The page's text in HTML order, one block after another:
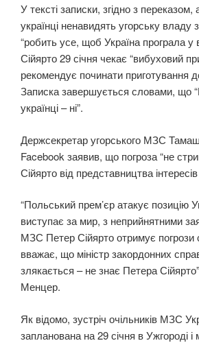
У тексті записки, згідно з
українці ненавидять угорську
“робить усе, щоб Україна програла у
Сійярто 29 січня чекає “вибуховий
рекомендує починати приготування
Записка завершується словами, що
українці – ні”.
Держсекретар угорського МЗС
Facebook заявив, що погроза “не
Сійярто від представництва
“Польський прем’єр атакує позицію
виступає за мир, з неприйнятними
МЗС Петер Сійярто отримує
вважає, що міністр закордонних
злякається – не знає Петера
Менцер.
Як відомо, зустріч очільників МЗС
запланована на 29 січня в Ужгороді і